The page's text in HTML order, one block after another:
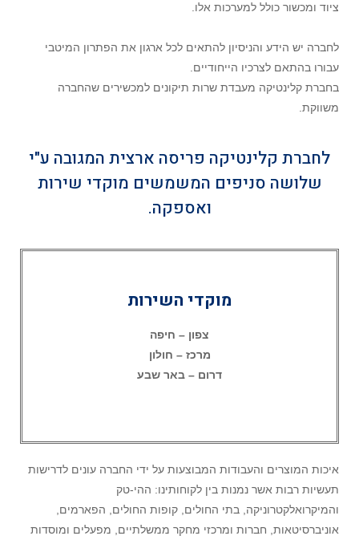
ציוד ומכשור כולל למערכות אלו.
לחברה יש הידע והניסיון להתאים לכל ארגון את הפתרון המיטבי
עבורו בהתאם לצרכיו הייחודיים.
בחברת קלינטיקה מעבדת שרות תיקונים למכשירים שהחברה
משווקת.
לחברת קלינטיקה פריסה ארצית המגובה ע"י
שלושה סניפים המשמשים מוקדי שירות
ואספקה.
מוקדי השירות
צפון – חיפה
מרכז – חולון
דרום – באר שבע
איכות המוצרים והעבודות המבוצעות על ידי החברה עונים לדרישות
תעשיות רבות אשר נמנות בין לקוחותינו: ההי-טק
והמיקרואלקטרוניקה, בתי החולים, קופות החולים, הפארמים,
אוניברסיטאות, חברות ומרכזי מחקר ממשלתיים, מפעלים ומוסדות